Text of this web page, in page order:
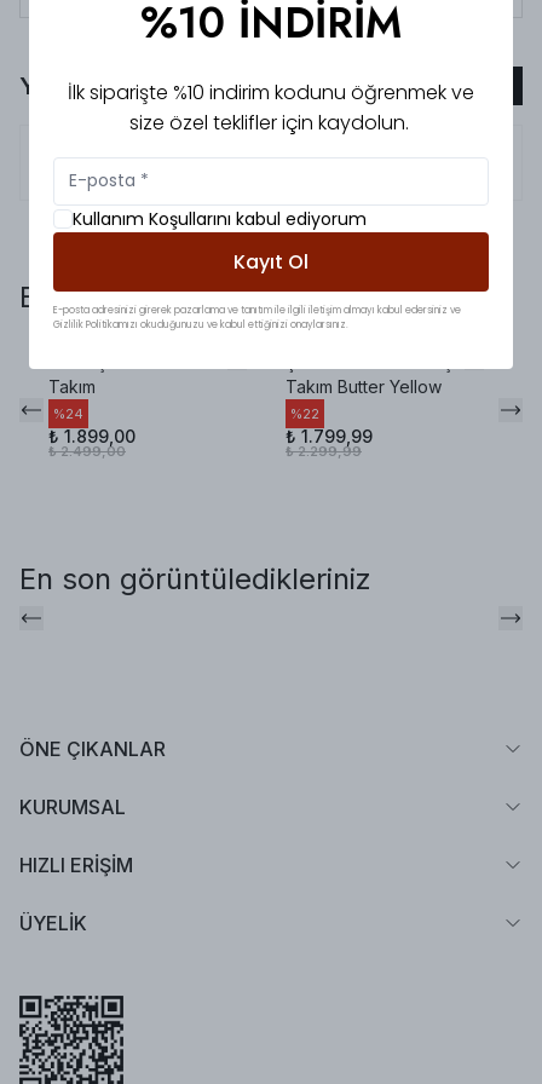
Yorumlar Yorum Ekle
5.0 Hatice
Bunlara da baktınız mı?
Takım
%24
₺ 1.899,00
₺ 2.499,00
Takım Butter Yellow
%22
₺ 1.799,99
₺ 2.299,99
En son görüntüledikleriniz
ÖNE ÇIKANLAR
KURUMSAL
HIZLI ERİŞİM
ÜYELİK
%10 İNDİRİM
İlk siparişte %10 indirim kodunu öğrenmek ve
size özel teklifler için kaydolun.
Kullanım Koşullarını kabul ediyorum
Kayıt Ol
E-posta adresinizi girerek pazarlama ve tanıtım ile ilgili iletişim almayı kabul edersiniz ve
Gizlilik Politikamızı okuduğunuzu ve kabul ettiğinizi onaylarsınız.